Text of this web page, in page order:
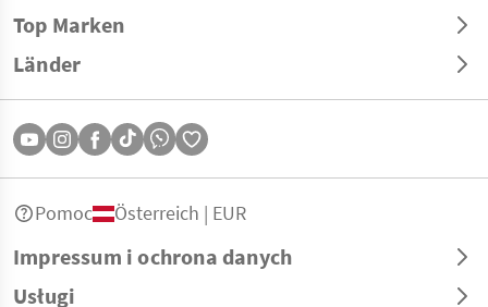
Top Marken
Länder
Impressum i ochrona danych
Usługi
Pomoc Österreich | EUR